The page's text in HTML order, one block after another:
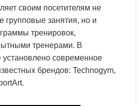
своим посетителям не
групповые занятия, но и
тренировок,
тренерами. В
современное
брендов: Technogym,